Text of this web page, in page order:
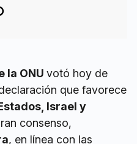
la ONU votó hoy de
que favorece
Israel y
consenso,
, en línea con las